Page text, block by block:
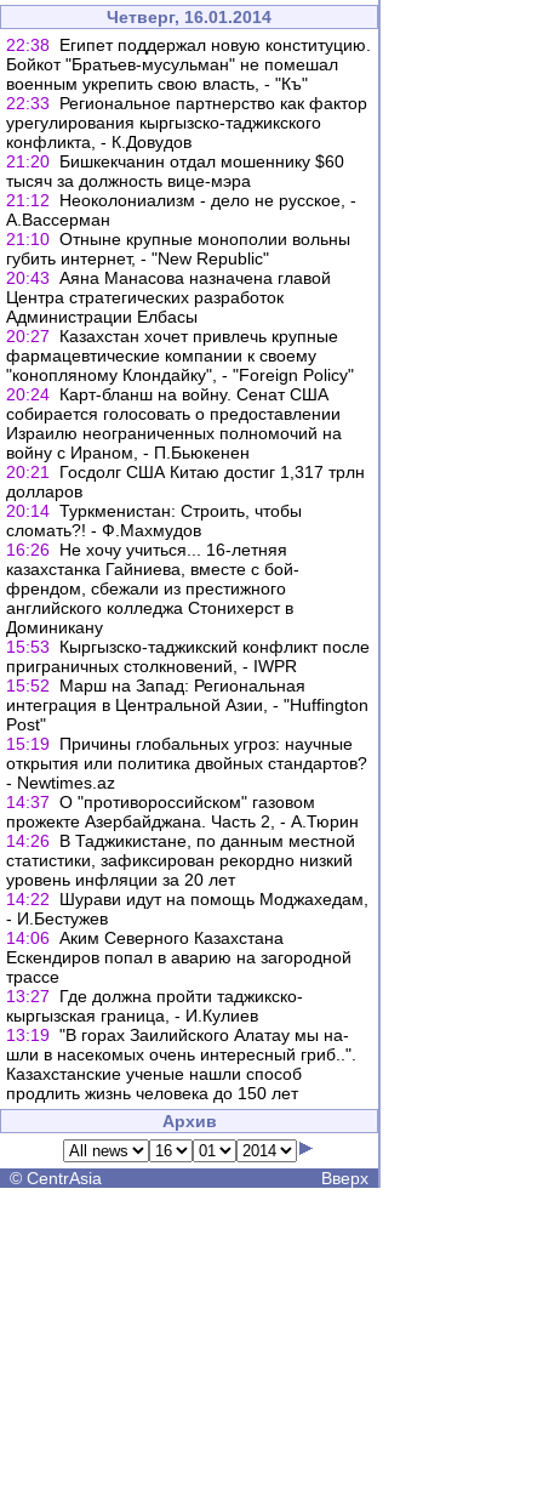
Четверг, 16.01.2014
22:38 Египет поддержал новую конституцию.
Бойкот "Братьев-мусульман" не помешал
военным укрепить свою власть, - "Къ"
22:33
Региональное партнерство как фактор
урегулирования кыргызско-таджикского
конфликта, - К.Довудов
21:20 Бишкекчанин отдал мошеннику $60
тысяч за должность вице-мэра
21:12
Неоколониализм - дело не русское, -
А.Вассерман
21:10 Отныне крупные монополии вольны
губить интернет, - "New Republic"
20:43 Аяна Манасова назначена главой
Центра стратегических разработок
Администрации Елбасы
20:27
Казахстан хочет привлечь крупные
фармацевтические компании к своему
"конопляному Клондайку", - "Foreign Policy"
20:24 Карт-бланш на войну. Сенат США
собирается голосовать о предоставлении
Израилю неограниченных полномочий на
войну с Ираном, - П.Бьюкенен
20:21
Госдолг США Китаю достиг 1,317 трлн
долларов
20:14 Туркменистан: Строить, чтобы
сломать?! - Ф.Махмудов
16:26 Не хочу учиться... 16-летняя
казахстанка Гайниева, вместе с бой-
френдом, сбежали из престижного
английского колледжа Стонихерст в
Доминикану
15:53
Кыргызско-таджикский конфликт после
приграничных столкновений, - IWPR
15:52
Марш на Запад: Региональная
интеграция в Центральной Азии, - "Huffington
Post"
15:19 Причины глобальных угроз: научные
открытия или политика двойных стандартов?
- Newtimes.az
14:37 О "противороссийском" газовом
прожекте Азербайджана. Часть 2, - А.Тюрин
14:26 В Таджикистане, по данным местной
статистики, зафиксирован рекордно низкий
уровень инфляции за 20 лет
14:22
Шурави идут на помощь Моджахедам,
- И.Бестужев
14:06 Аким Северного Казахстана
Ескендиров попал в аварию на загородной
трассе
13:27
Где должна пройти таджикско-
кыргызская граница, - И.Кулиев
13:19 "В го­рах За­илий­ско­го Ала­тау мы на­
шли в на­се­ко­мых очень ин­те­рес­ный гриб..".
Казахстанские ученые нашли способ
продлить жизнь человека до 150 лет
Архив
© CentrAsia Вверх